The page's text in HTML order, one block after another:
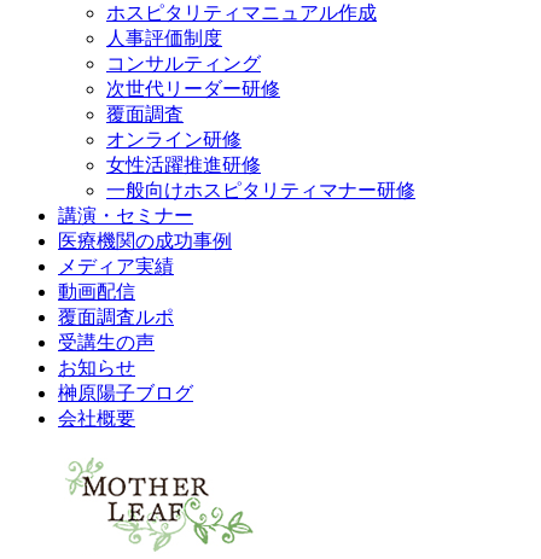
ホスピタリティマニュアル作成
人事評価制度
コンサルティング
次世代リーダー研修
覆面調査
オンライン研修
女性活躍推進研修
一般向けホスピタリティマナー研修
講演・セミナー
医療機関の成功事例
メディア実績
動画配信
覆面調査ルポ
受講生の声
お知らせ
榊原陽子ブログ
会社概要